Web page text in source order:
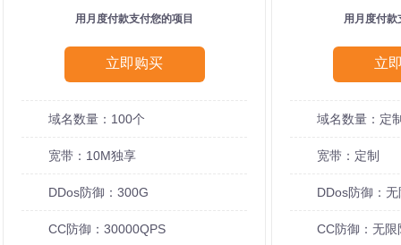
用月度付款支付您的项目
立即购买
域名数量：100个
宽带：10M独享
DDos防御：300G
CC防御：30000QPS
用月度付款
立
域名数量：定
宽带：定制
DDos防御：
CC防御：无限